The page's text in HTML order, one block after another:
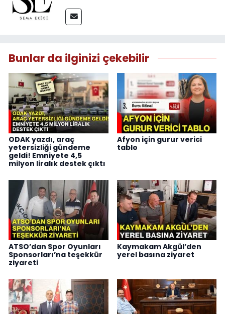
Bunlar da ilginizi çekebilir
ODAK yazdı, araç
yetersizliği gündeme
geldi! Emniyete 4,5
milyon liralık destek çıktı
Afyon için gurur verici
tablo
ATSO’dan Spor Oyunları
Sponsorları’na teşekkür
ziyareti
Kaymakam Akgül’den
yerel basına ziyaret